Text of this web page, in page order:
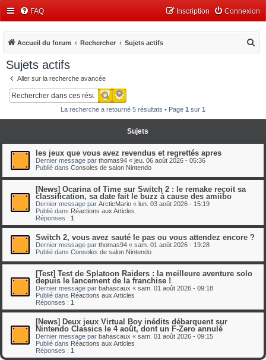
FAQ Connexion
Inscription
Accueil du forum Rechercher Sujets actifs
Sujets actifs
Aller sur la recherche avancée
Rechercher
Recherche avancée
La recherche a retourné 5 résultats • Page 1 sur 1
Sujets
les jeux que vous avez revendus et regrettés apres
Dernier message par thomas94 « jeu. 06 août 2026 - 05:36
Publié dans Consoles de salon Nintendo
[News] Ocarina of Time sur Switch 2 : le remake reçoit sa
classification, sa date fait le buzz à cause des amiibo
Dernier message par ArcticMario « lun. 03 août 2026 - 15:19
Publié dans Réactions aux Articles
Réponses : 1
Switch 2, vous avez sauté le pas ou vous attendez encore ?
Dernier message par thomas94 « sam. 01 août 2026 - 19:28
Publié dans Consoles de salon Nintendo
[Test] Test de Splatoon Raiders : la meilleure aventure solo
depuis le lancement de la franchise !
Dernier message par bahascaux « sam. 01 août 2026 - 09:18
Publié dans Réactions aux Articles
Réponses : 1
[News] Deux jeux Virtual Boy inédits débarquent sur
Nintendo Classics le 4 août, dont un F-Zero annulé
Dernier message par bahascaux « sam. 01 août 2026 - 09:15
Publié dans Réactions aux Articles
Réponses : 1